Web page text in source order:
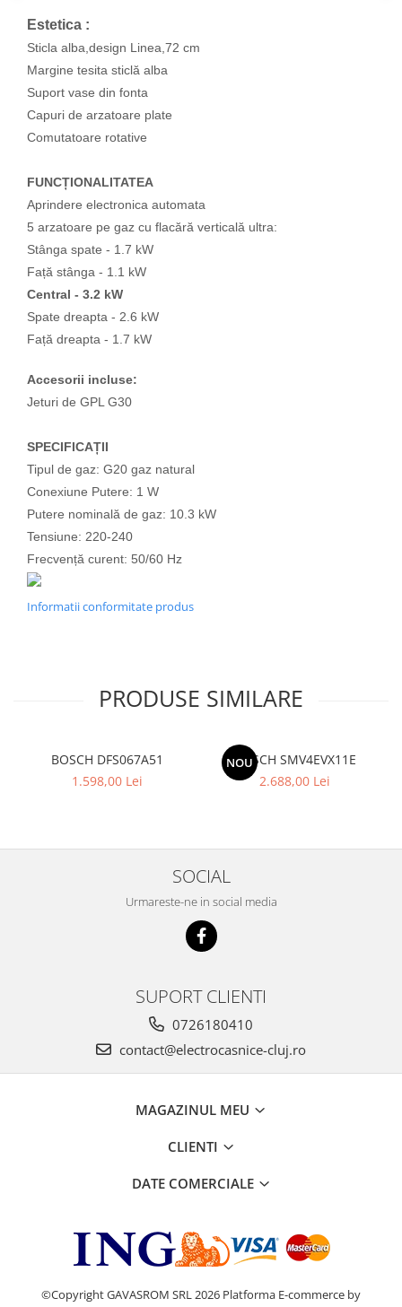
Estetica :
Sticla alba,design Linea,72 cm
Margine tesita sticlă alba
Suport vase din fonta
Capuri de arzatoare plate
Comutatoare rotative
FUNCȚIONALITATEA
Aprindere electronica automata
5 arzatoare pe gaz cu flacără verticală ultra:
Stânga spate - 1.7 kW
Față stânga - 1.1 kW
Central - 3.2 kW
Spate dreapta - 2.6 kW
Față dreapta - 1.7 kW
Accesorii incluse:
Jeturi de GPL G30
SPECIFICAȚII
Tipul de gaz: G20 gaz natural
Conexiune Putere: 1 W
Putere nominală de gaz: 10.3 kW
Tensiune: 220-240
Frecvență curent: 50/60 Hz
Informatii conformitate produs
PRODUSE SIMILARE
BOSCH DFS067A51
1.598,00 Lei
NOU
BOSCH SMV4EVX11E
2.688,00 Lei
SOCIAL
Urmareste-ne in social media
SUPORT CLIENTI
0726180410
contact@electrocasnice-cluj.ro
MAGAZINUL MEU
CLIENTI
DATE COMERCIALE
©Copyright GAVASROM SRL 2026 Platforma E-commerce by